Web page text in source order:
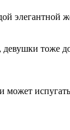
тоже